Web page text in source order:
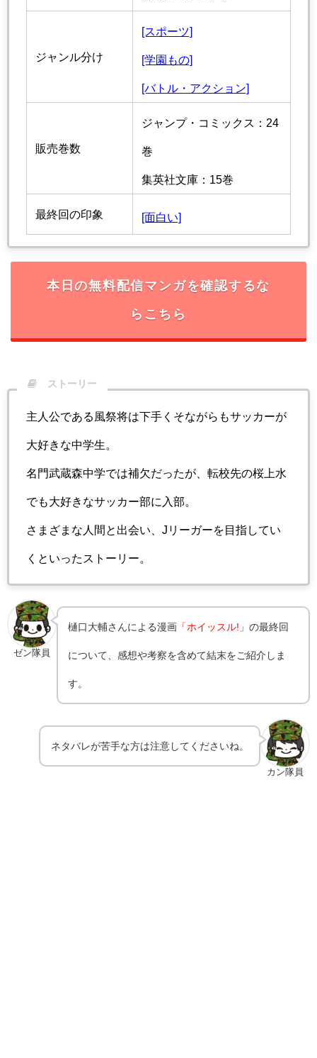
ジャンル分け
[スポーツ]
[学園もの]
[バトル・アクション]
販売巻数
ジャンプ・コミックス：24
巻
集英社文庫：15巻
最終回の印象 [面白い]
本日の無料配信マンガを確認するな
らこちら
ストーリー
主人公である風祭将は下手くそながらもサッカーが
大好きな中学生。
名門武蔵森中学では補欠だったが、転校先の桜上水
でも大好きなサッカー部に入部。
さまざまな人間と出会い、Jリーガーを目指してい
くといったストーリー。
ゼン隊員
樋口大輔さんによる漫画 「ホイッスル!」の最終回
について、感想や考察を含めて結末をご紹介しま
す。
カン隊員
ネタバレが苦手な方は注意してくださいね。